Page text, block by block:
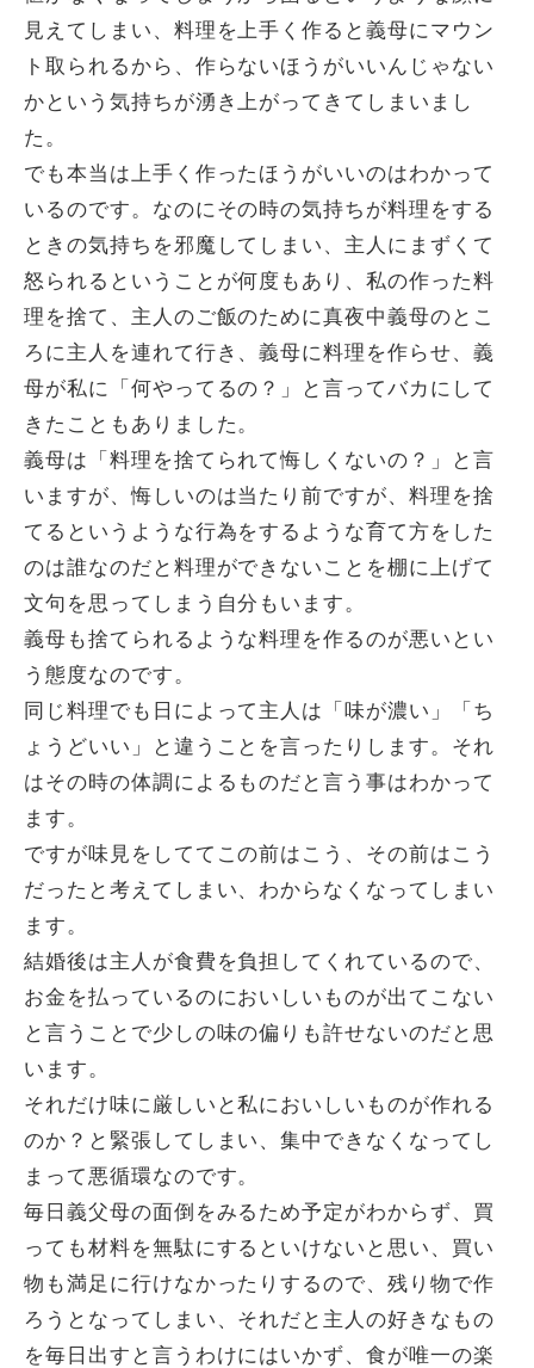
見えてしまい、料理を上手く作ると義母にマウン
ト取られるから、作らないほうがいいんじゃない
かという気持ちが湧き上がってきてしまいまし
た。
でも本当は上手く作ったほうがいいのはわかって
いるのです。なのにその時の気持ちが料理をする
ときの気持ちを邪魔してしまい、主人にまずくて
怒られるということが何度もあり、私の作った料
理を捨て、主人のご飯のために真夜中義母のとこ
ろに主人を連れて行き、義母に料理を作らせ、義
母が私に「何やってるの？」と言ってバカにして
きたこともありました。
義母は「料理を捨てられて悔しくないの？」と言
いますが、悔しいのは当たり前ですが、料理を捨
てるというような行為をするような育て方をした
のは誰なのだと料理ができないことを棚に上げて
文句を思ってしまう自分もいます。
義母も捨てられるような料理を作るのが悪いとい
う態度なのです。
同じ料理でも日によって主人は「味が濃い」「ち
ょうどいい」と違うことを言ったりします。それ
はその時の体調によるものだと言う事はわかって
ます。
ですが味見をしててこの前はこう、その前はこう
だったと考えてしまい、わからなくなってしまい
ます。
結婚後は主人が食費を負担してくれているので、
お金を払っているのにおいしいものが出てこない
と言うことで少しの味の偏りも許せないのだと思
います。
それだけ味に厳しいと私においしいものが作れる
のか？と緊張してしまい、集中できなくなってし
まって悪循環なのです。
毎日義父母の面倒をみるため予定がわからず、買
っても材料を無駄にするといけないと思い、買い
物も満足に行けなかったりするので、残り物で作
ろうとなってしまい、それだと主人の好きなもの
を毎日出すと言うわけにはいかず、食が唯一の楽